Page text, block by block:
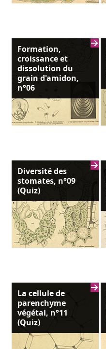
Formation,
croissance et
dissolution du
grain d'amidon,
n°06
Diversité des
stomates, n°09
(Quiz)
La cellule de
parenchyme
végétal, n°11
(Quiz)